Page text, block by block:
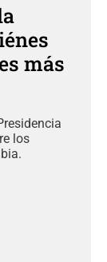
más
los